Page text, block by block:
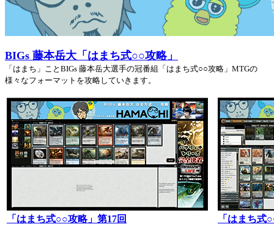
BIGs 藤本岳大「はまち式○○攻略」
「はまち」ことBIGs 藤本岳大選手の冠番組「はまち式○○攻略」MTGの
様々なフォーマットを攻略していきます。
「はまち式○○攻略」第17回 「はまち式